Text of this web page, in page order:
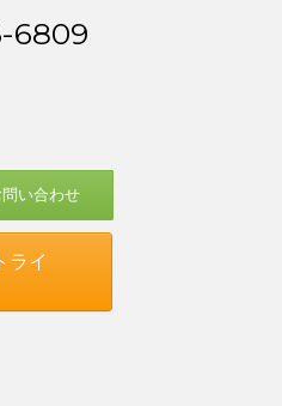
6809
問い合わせ
イ